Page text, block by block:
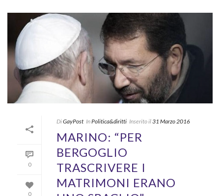
0
0
DiGayPost InPolitica&diritti Inserito il31 Marzo 2016
MARINO: “PER
BERGOGLIO
TRASCRIVERE I
MATRIMONI ERANO